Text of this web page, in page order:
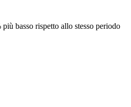
basso rispetto allo stesso periodo